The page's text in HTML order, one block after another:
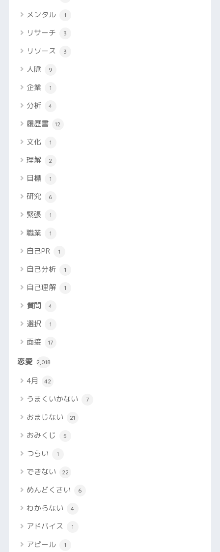
メンタル 1
リサーチ 3
リソース 3
人脈 9
企業 1
分析 4
履歴書 12
文化 1
理解 2
目標 1
研究 6
緊張 1
職業 1
自己PR 1
自己分析 1
自己理解 1
質問 4
選択 1
面接 17
恋愛 2,018
4月 42
うまくいかない 7
おまじない 21
おみくじ 5
つらい 1
できない 22
めんどくさい 6
わからない 4
アドバイス 1
アピール 1